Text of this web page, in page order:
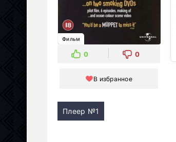
Фильм
0 0
В избранное
Плеер №1